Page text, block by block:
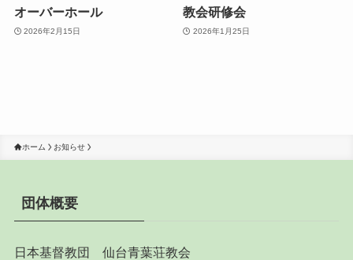
オーバーホール
2026年2月15日
教会研修会
2026年1月25日
ホーム お知らせ
団体概要
日本基督教団 仙台青葉荘教会